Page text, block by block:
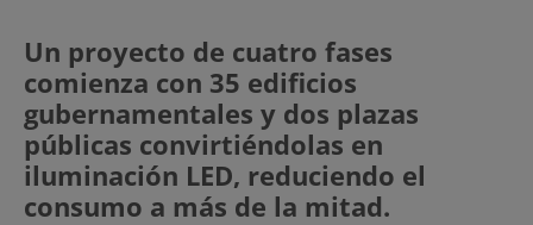
Un proyecto de cuatro fases
comienza con 35 edificios
gubernamentales y dos plazas
públicas convirtiéndolas en
iluminación LED, reduciendo el
consumo a más de la mitad.